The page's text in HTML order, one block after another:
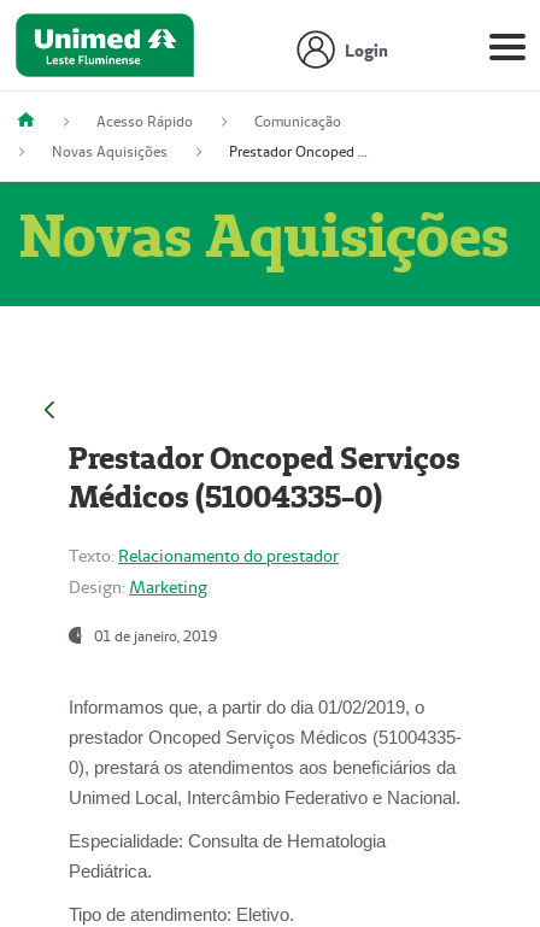
Login
Acesso Rápido
Comunicação
Novas Aquisições
Prestador Oncoped Serviços Médicos (51004335-0)
Novas Aquisições
Prestador Oncoped Serviços
Médicos (51004335-0)
Texto: Relacionamento do prestador
Design: Marketing
01 de janeiro, 2019
Informamos que, a partir do dia 01/02/2019, o
prestador Oncoped Serviços Médicos (51004335-
0), prestará os atendimentos aos beneficiários da
Unimed Local, Intercâmbio Federativo e Nacional.
Especialidade: Consulta de Hematologia
Pediátrica.
Tipo de atendimento: Eletivo.